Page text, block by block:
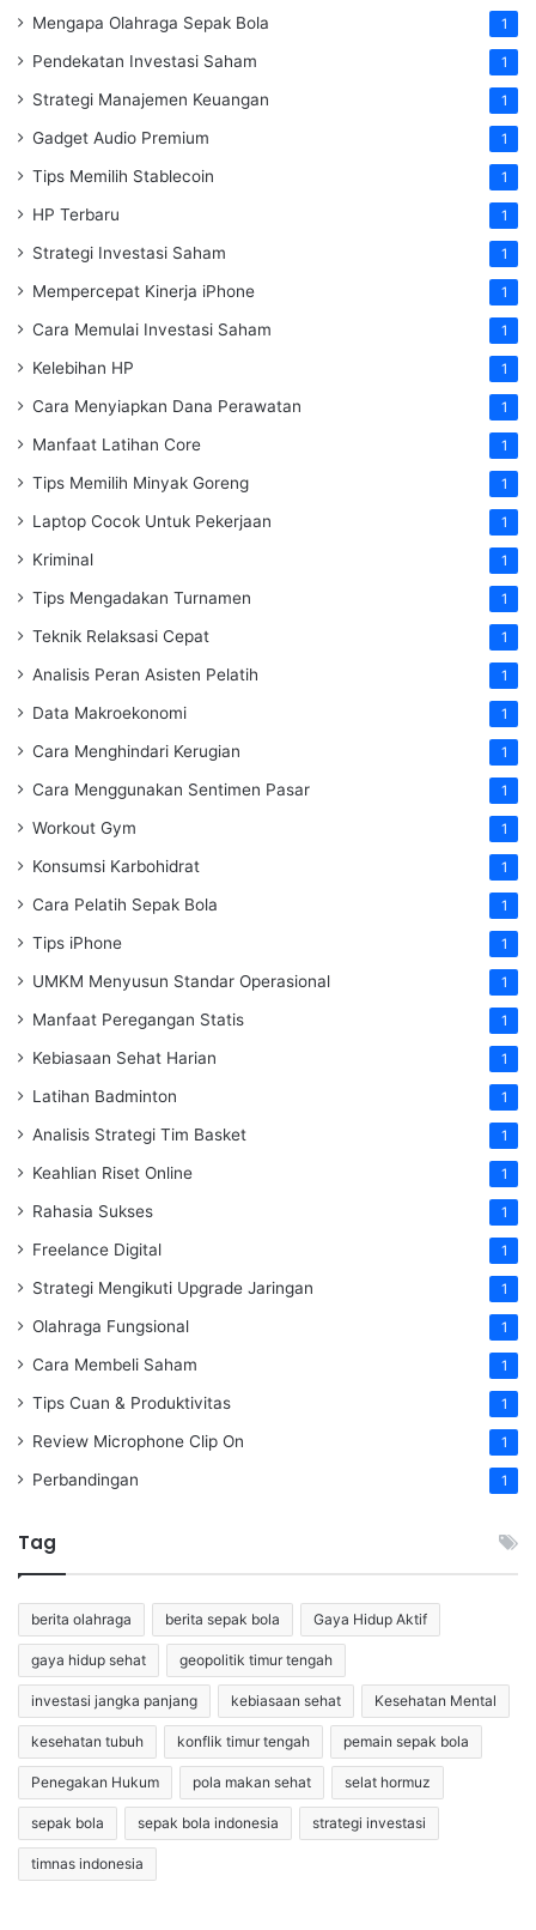
Mengapa Olahraga Sepak Bola 1
Pendekatan Investasi Saham 1
Strategi Manajemen Keuangan 1
Gadget Audio Premium 1
Tips Memilih Stablecoin 1
HP Terbaru 1
Strategi Investasi Saham 1
Mempercepat Kinerja iPhone 1
Cara Memulai Investasi Saham 1
Kelebihan HP 1
Cara Menyiapkan Dana Perawatan 1
Manfaat Latihan Core 1
Tips Memilih Minyak Goreng 1
Laptop Cocok Untuk Pekerjaan 1
Kriminal 1
Tips Mengadakan Turnamen 1
Teknik Relaksasi Cepat 1
Analisis Peran Asisten Pelatih 1
Data Makroekonomi 1
Cara Menghindari Kerugian 1
Cara Menggunakan Sentimen Pasar 1
Workout Gym 1
Konsumsi Karbohidrat 1
Cara Pelatih Sepak Bola 1
Tips iPhone 1
UMKM Menyusun Standar Operasional 1
Manfaat Peregangan Statis 1
Kebiasaan Sehat Harian 1
Latihan Badminton 1
Analisis Strategi Tim Basket 1
Keahlian Riset Online 1
Rahasia Sukses 1
Freelance Digital 1
Strategi Mengikuti Upgrade Jaringan 1
Olahraga Fungsional 1
Cara Membeli Saham 1
Tips Cuan & Produktivitas 1
Review Microphone Clip On 1
Perbandingan 1
Tag
berita olahraga berita sepak bola Gaya Hidup Aktif
gaya hidup sehat geopolitik timur tengah
investasi jangka panjang kebiasaan sehat Kesehatan Mental
kesehatan tubuh konflik timur tengah pemain sepak bola
Penegakan Hukum pola makan sehat selat hormuz
sepak bola sepak bola indonesia strategi investasi
timnas indonesia